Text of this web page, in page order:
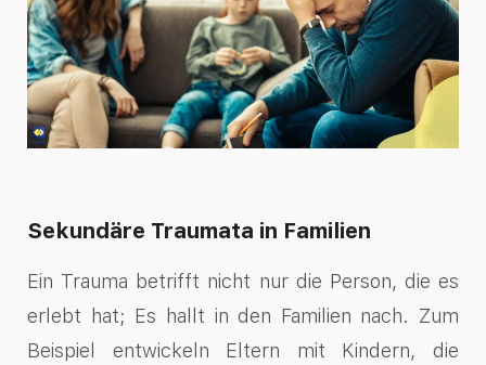
Sekundäre Traumata in Familien
Ein Trauma betrifft nicht nur die Person, die es
erlebt hat; Es hallt in den Familien nach. Zum
Beispiel entwickeln Eltern mit Kindern, die